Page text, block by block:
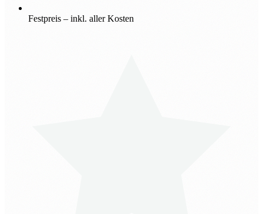
Festpreis – inkl. aller Kosten